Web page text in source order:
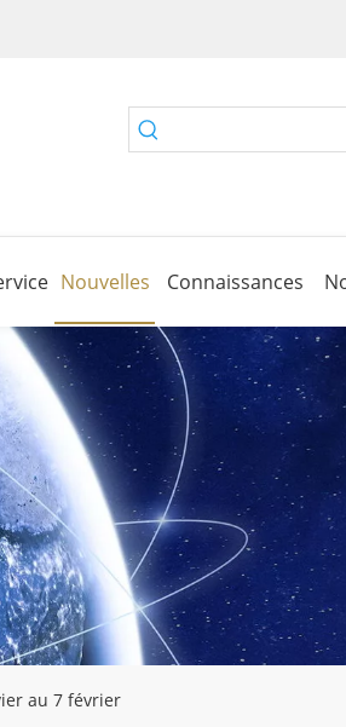
Nouvelles Connaissances
au 7 février